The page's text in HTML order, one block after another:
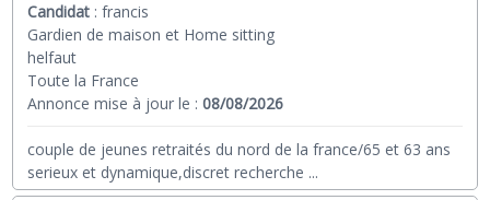
Candidat :francis
Gardien de maison et Home sitting
helfaut
Toute la France
Annonce mise à jour le :08/08/2026
couple de jeunes retraités du nord de la france/65 et 63 ans
serieux et dynamique,discret recherche ...